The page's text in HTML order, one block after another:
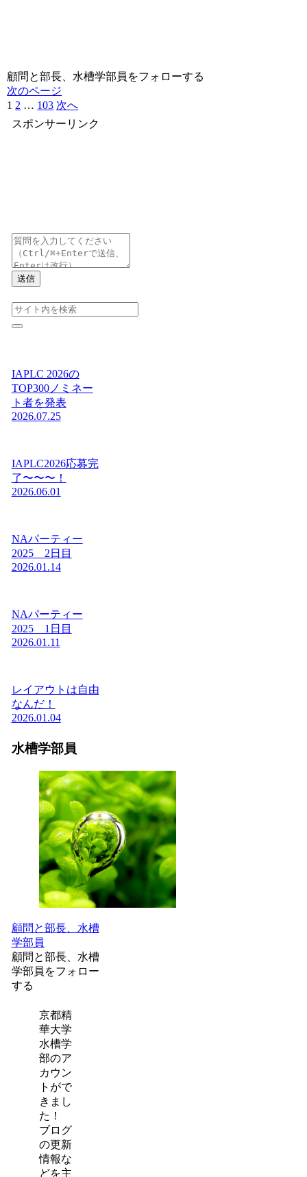
顧問と部長、水槽学部員をフォローする
次のページ
1 2 … 103 次へ
スポンサーリンク
送信
IAPLC 2026の
TOP300ノミネー
ト者を発表
2026.07.25
IAPLC2026応募完
了〜〜〜！
2026.06.01
NAパーティー
2025 2日目
2026.01.14
NAパーティー
2025 1日目
2026.01.11
レイアウトは自由
なんだ！
2026.01.04
水槽学部員
顧問と部長、水槽
学部員
顧問と部長、水槽
学部員をフォロー
する
京都精
華大学
水槽学
部のア
カウン
トがで
きまし
た！
ブログ
の更新
情報な
どを主